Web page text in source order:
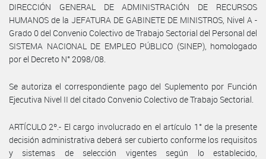
DIRECCIÓN GENERAL DE ADMINISTRACIÓN DE RECURSOS
HUMANOS de la JEFATURA DE GABINETE DE MINISTROS, Nivel A -
Grado 0 del Convenio Colectivo de Trabajo Sectorial del Personal del
SISTEMA NACIONAL DE EMPLEO PÚBLICO (SINEP), homologado
por el Decreto N° 2098/08.
Se autoriza el correspondiente pago del Suplemento por Función
Ejecutiva Nivel II del citado Convenio Colectivo de Trabajo Sectorial.
ARTÍCULO 2º.- El cargo involucrado en el artículo 1° de la presente
decisión administrativa deberá ser cubierto conforme los requisitos
y sistemas de selección vigentes según lo establecido,